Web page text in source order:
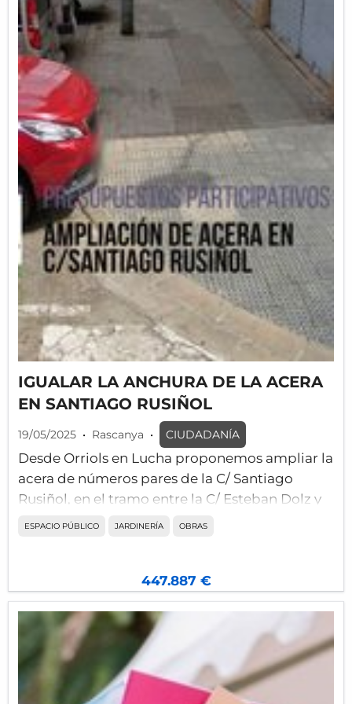
sin visibilidad desde Duque de Mandas.
También cabría la posibilidad de elevar los
pasos de peatones, como se ha hecho en otros
barrios de la ciudad, mejorando la
accesibilidad a la vez que se reduce la
velocidad
IGUALAR LA ANCHURA DE LA ACERA
EN SANTIAGO RUSIÑOL
19/05/2025 • Rascanya • CIUDADANÍA
Desde Orriols en Lucha proponemos ampliar la
acera de números pares de la C/ Santiago
Rusiñol, en el tramo entre la C/ Esteban Dolz y
la C/ Arquitecto Rodríguez, para igualarlo con
La calle Santiago Rusiñol es una de las más
transitadas de Orriols, que conecta el barrio
con Torrefiel y con el centro comercial, y donde
se encuentran el instituto, el polideportivo
Marni, y la alquería de Albors.
ESPACIO PÚBLICO JARDINERÍA OBRAS
447.887 €